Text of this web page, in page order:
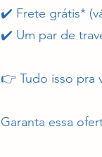
✔️ Frete grátis*
✔️ Um par de
👉 Tudo isso pra
Garanta essa